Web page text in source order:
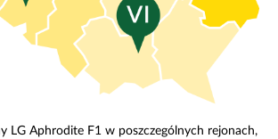
LG Aphrodite F1 w poszczególnych rejonach,